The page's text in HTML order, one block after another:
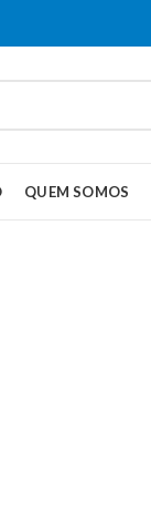
QUEM SOMOS